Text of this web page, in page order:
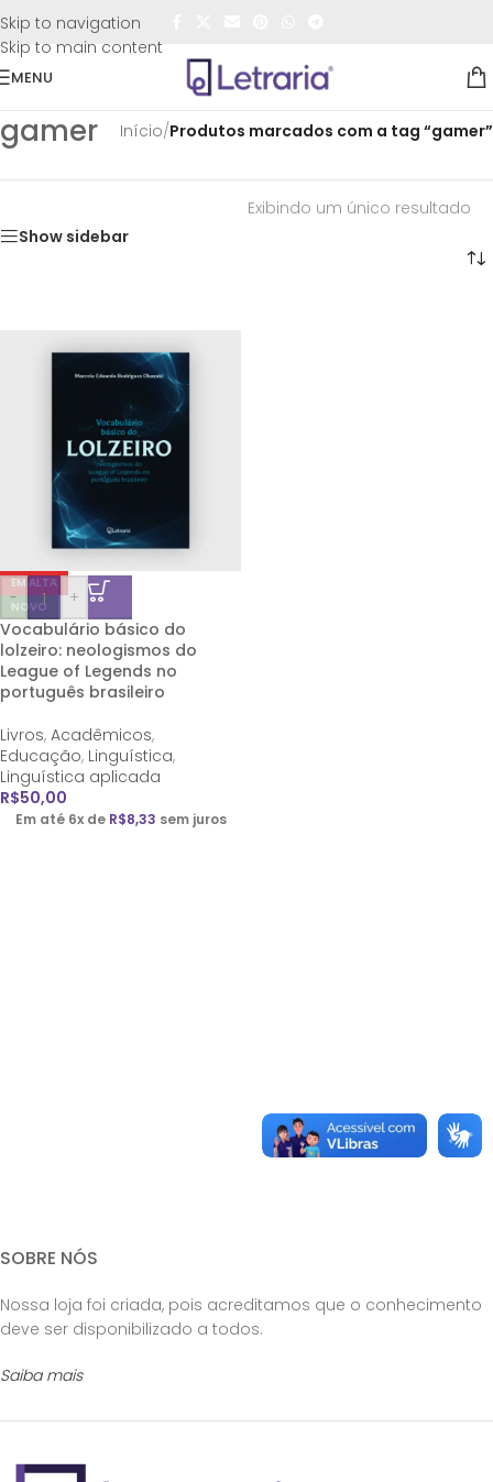
Skip to navigation
Skip to main content
FRETE GRÁTIS
MENU
gamer Início/Produtos marcados com a tag “gamer”
Show sidebar
Exibindo um único resultado
EM ALTA
NOVO
-
+
Vocabulário básico do
lolzeiro: neologismos do
League of Legends no
português brasileiro
Livros, Acadêmicos,
Educação, Linguística,
Linguística aplicada
R$50,00
Em até 6x de R$8,33 sem juros
SOBRE NÓS
Nossa loja foi criada, pois acreditamos que o conhecimento
deve ser disponibilizado a todos.
Saiba mais